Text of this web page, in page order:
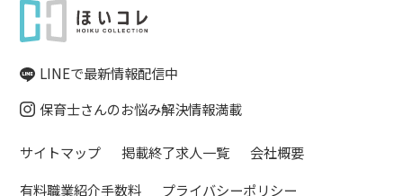
LINEで最新情報配信中
保育士さんのお悩み解決情報満載
サイトマップ 掲載終了求人一覧
会社概要
有料職業紹介手数料
プライバシーポリシー